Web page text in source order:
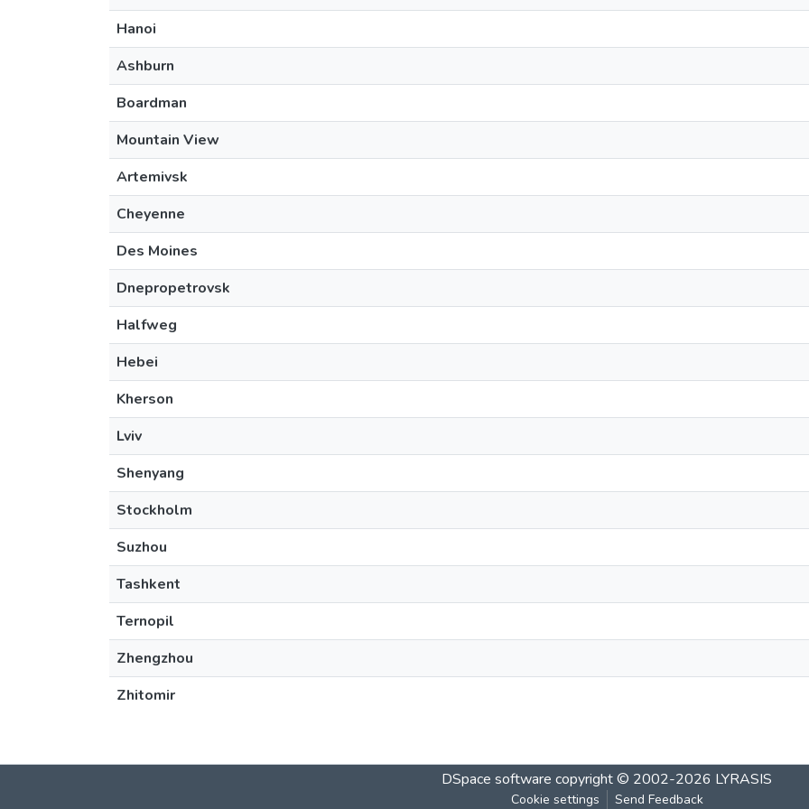
Hanoi
Ashburn
Boardman
Mountain View
Artemivsk
Cheyenne
Des Moines
Dnepropetrovsk
Halfweg
Hebei
Kherson
Lviv
Shenyang
Stockholm
Suzhou
Tashkent
Ternopil
Zhengzhou
Zhitomir
DSpace software copyright © 2002-2026 LYRASIS
Cookie settings Send Feedback